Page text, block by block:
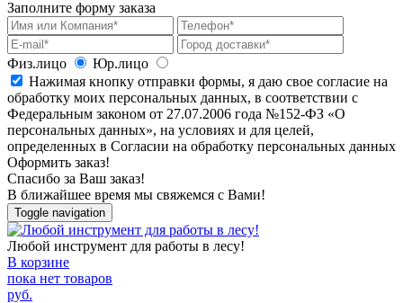
Заполните форму заказа
Физ.лицо
Юр.лицо
Нажимая кнопку отправки формы, я даю свое согласие на
обработку моих персональных данных, в соответствии с
Федеральным законом от 27.07.2006 года №152-ФЗ «О
персональных данных», на условиях и для целей,
определенных в Согласии на обработку персональных данных
Оформить заказ!
Спасибо за Ваш заказ!
В ближайшее время мы свяжемся с Вами!
Toggle navigation
Любой инструмент для работы в лесу!
В корзине
пока нет товаров
руб.